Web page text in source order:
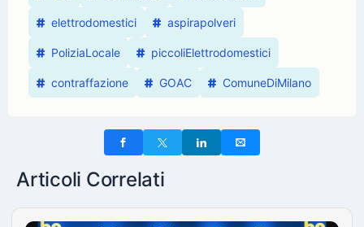
elettrodomestici aspirapolveri
PoliziaLocale piccoliElettrodomestici
contraffazione GOAC ComuneDiMilano
Articoli Correlati